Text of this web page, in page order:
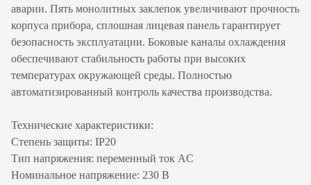
аварии. Пять монолитных заклепок увеличивают прочность
корпуса прибора, сплошная лицевая панель гарантирует
безопасность эксплуатации. Боковые каналы охлаждения
обеспечивают стабильность работы при высоких
температурах окружающей среды. Полностью
автоматизированный контроль качества производства.
Технические характеристики:
Степень защиты: IP20
Тип напряжения: переменный ток AC
Номинальное напряжение: 230 В